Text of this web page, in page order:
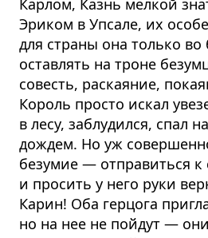
Карлом, Казнь мелкой
Эриком в Упсале, их
для страны она только во
оставлять на троне
совесть, раскаяние,
Король просто искал
в лесу, заблудился, спал
дождем. Но уж
безумие — отправиться к
и просить у него руки
Карин! Оба герцога
но на нее не пойдут —